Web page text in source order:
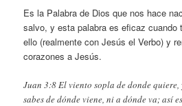
Es la Palabra de Dios que nos hace
salvo, y esta palabra es eficaz cuando
ello (realmente con Jesús el Verbo) y
corazones a Jesús.
Juan 3:8 El viento sopla de donde quiere,
sabes de dónde viene, ni a dónde va; así